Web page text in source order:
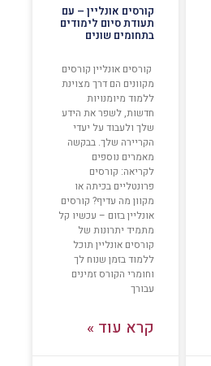
קורסים אונליין – עם
תעודת סיום לימודים
בתחומים שונים
קורסים אונליין קורסים
מקוונים הם דרך מצוינת
ללמוד מיומנויות
חדשות, לשפר את הידע
שלך ולעבוד על יעדי
הקריירה שלך. בבקשה
מאמרים נוספים
לקריאה: קורסים
פרונטליים בכיתה או
מקוון מה עדיף? קורסים
אונליין בזום – עכשיו קל
מתמיד יתרונות של
קורסים אונליין תוכל
ללמוד בזמן שנוח לך
וחומרי הקורס זמינים
עבורך
קרא עוד »